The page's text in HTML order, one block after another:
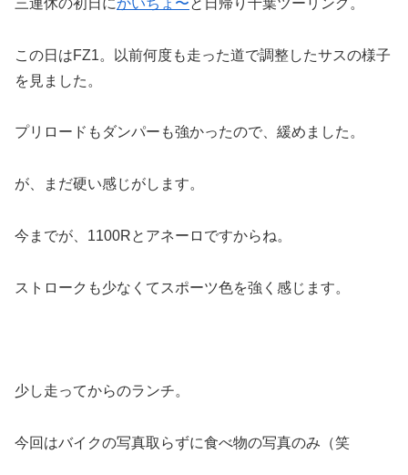
この日はFZ1。以前何度も走った道で調整したサスの様子
を見ました。
プリロードもダンパーも強かったので、緩めました。
が、まだ硬い感じがします。
今までが、1100Rとアネーロですからね。
ストロークも少なくてスポーツ色を強く感じます。
少し走ってからのランチ。
今回はバイクの写真取らずに食べ物の写真のみ（笑